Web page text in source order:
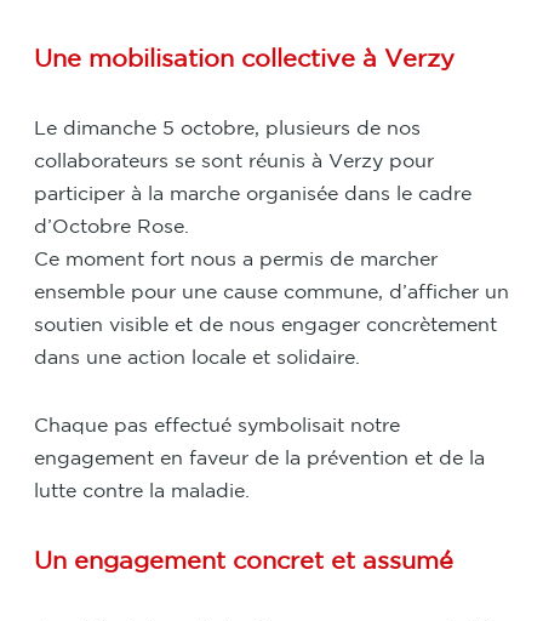
Une mobilisation collective à Verzy
Le dimanche 5 octobre, plusieurs de nos
collaborateurs se sont réunis à Verzy pour
participer à la marche organisée dans le cadre
d’Octobre Rose.
Ce moment fort nous a permis de marcher
ensemble pour une cause commune, d’afficher un
soutien visible et de nous engager concrètement
dans une action locale et solidaire.
Chaque pas effectué symbolisait notre
engagement en faveur de la prévention et de la
lutte contre la maladie.
Un engagement concret et assumé